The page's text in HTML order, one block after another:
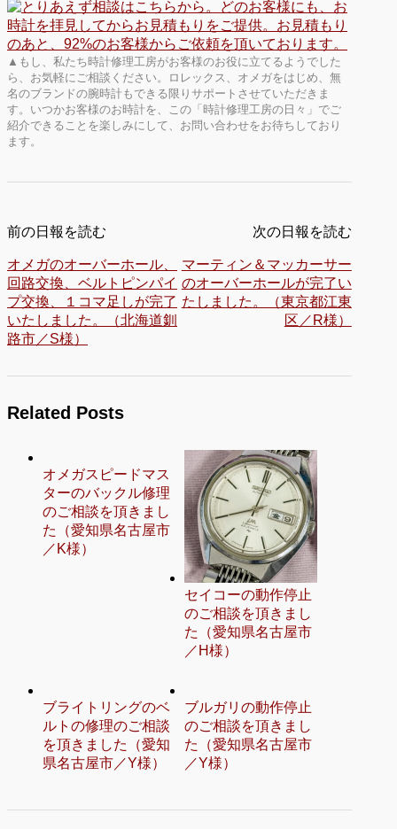
▲もし、私たち時計修理工房がお客様のお役に立てるようでした
ら、お気軽にご相談ください。ロレックス、オメガをはじめ、無
名のブランドの腕時計もできる限りサポートさせていただきま
す。いつかお客様のお時計を、この「時計修理工房の日々」でご
紹介できることを楽しみにして、お問い合わせをお待ちしており
ます。
前の日報を読む
オメガのオーバーホール、
回路交換、ベルトピンパイ
プ交換、１コマ足しが完了
いたしました。（北海道釧
路市／S様）
次の日報を読む
マーティン＆マッカーサー
のオーバーホールが完了い
たしました。（東京都江東
区／R様）
Related Posts
オメガスピードマス
ターのバックル修理
のご相談を頂きまし
た（愛知県名古屋市
／K様）
セイコーの動作停止
のご相談を頂きまし
た（愛知県名古屋市
／H様）
ブライトリングのベ
ルトの修理のご相談
を頂きました（愛知
県名古屋市／Y様）
ブルガリの動作停止
のご相談を頂きまし
た（愛知県名古屋市
／Y様）